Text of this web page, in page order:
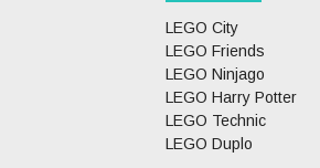
LEGO City
LEGO Friends
LEGO Ninjago
LEGO Harry Potter
LEGO Technic
LEGO Duplo